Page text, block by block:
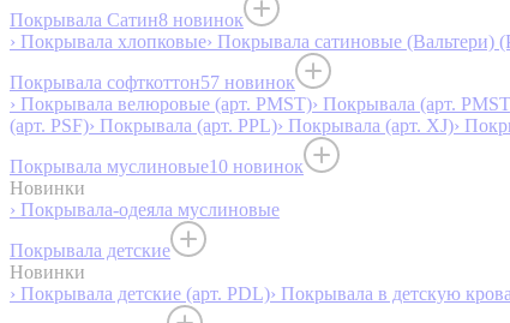
Покрывала Сатин8 новинок
› Покрывала хлопковые› Покрывала сатиновые (Вальтери)
Покрывала софткоттон57 новинок
› Покрывала велюровые (арт. PMST)› Покрывала (арт.
(арт. PSF)› Покрывала (арт. PPL)› Покрывала (арт. XJ)›
Покрывала муслиновые10 новинок
Новинки
› Покрывала-одеяла муслиновые
Покрывала детские
Новинки
› Покрывала детские (арт. PDL)› Покрывала в детскую